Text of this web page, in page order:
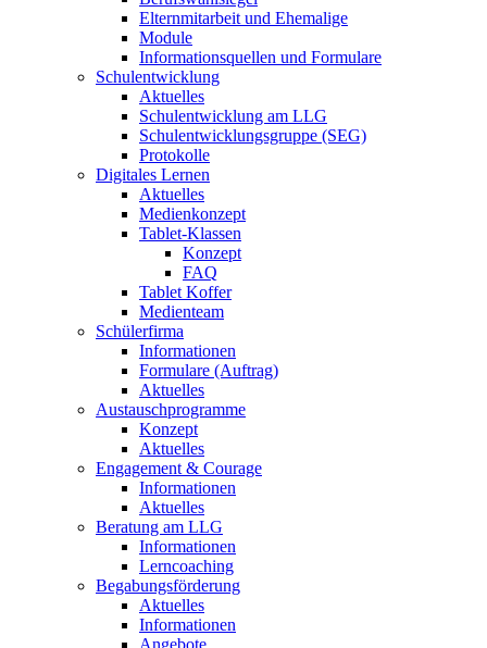
Elternmitarbeit und Ehemalige
Module
Informationsquellen und Formulare
Schulentwicklung
Aktuelles
Schulentwicklung am LLG
Schulentwicklungsgruppe (SEG)
Protokolle
Digitales Lernen
Aktuelles
Medienkonzept
Tablet-Klassen
Konzept
FAQ
Tablet Koffer
Medienteam
Schülerfirma
Informationen
Formulare (Auftrag)
Aktuelles
Austauschprogramme
Konzept
Aktuelles
Engagement & Courage
Informationen
Aktuelles
Beratung am LLG
Informationen
Lerncoaching
Begabungsförderung
Aktuelles
Informationen
Angebote